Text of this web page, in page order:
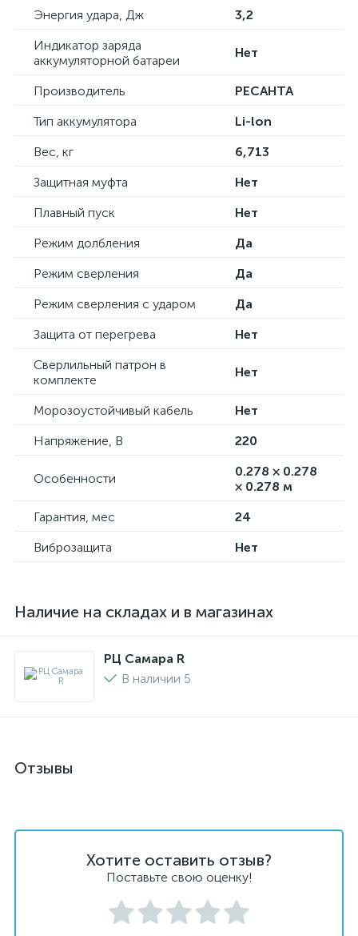
Энергия удара, Дж
3,2
Индикатор заряда
аккумуляторной батареи
Нет
Производитель
РЕСАНТА
Тип аккумулятора
Li-lon
Вес, кг
6,713
Защитная муфта
Нет
Плавный пуск
Нет
Режим долбления
Да
Режим сверления
Да
Режим сверления с ударом
Да
Защита от перегрева
Нет
Сверлильный патрон в
комплекте
Нет
Морозоустойчивый кабель
Нет
Напряжение, В
220
Особенности
0.278 × 0.278
× 0.278 м
Гарантия, мес
24
Виброзащита
Нет
Наличие на складах и в магазинах
РЦ Самара R
В наличии 5
Отзывы
Хотите оставить отзыв?
Поставьте свою оценку!